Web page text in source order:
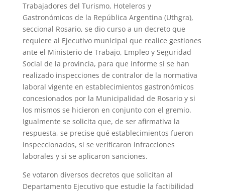
Trabajadores del Turismo, Hoteleros y
Gastronómicos de la República Argentina (Uthgra),
seccional Rosario, se dio curso a un decreto que
requiere al Ejecutivo municipal que realice gestiones
ante el Ministerio de Trabajo, Empleo y Seguridad
Social de la provincia, para que informe si se han
realizado inspecciones de contralor de la normativa
laboral vigente en establecimientos gastronómicos
concesionados por la Municipalidad de Rosario y si
los mismos se hicieron en conjunto con el gremio.
Igualmente se solicita que, de ser afirmativa la
respuesta, se precise qué establecimientos fueron
inspeccionados, si se verificaron infracciones
laborales y si se aplicaron sanciones.
Se votaron diversos decretos que solicitan al
Departamento Ejecutivo que estudie la factibilidad